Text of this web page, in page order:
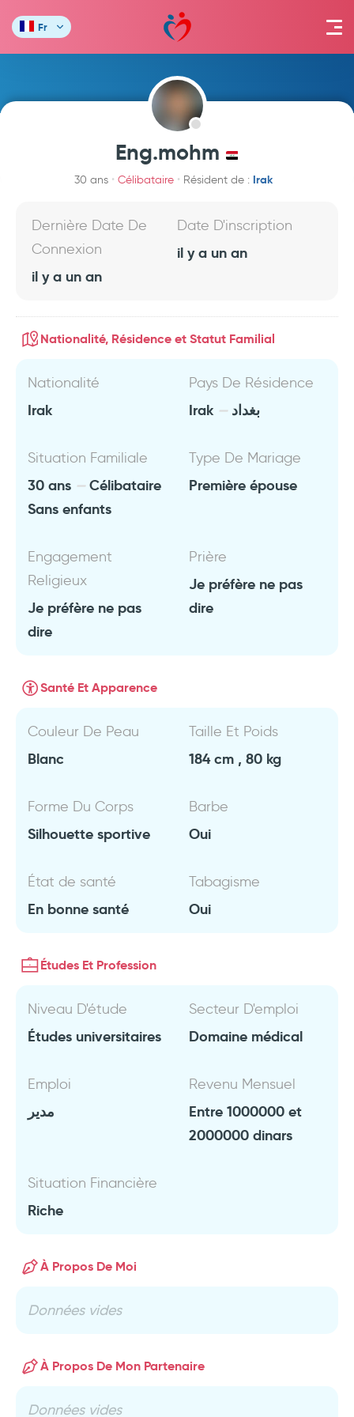
Fr
Eng.mohm
30 ans Célibataire Résident de : Irak
Dernière Date De
Connexion
il y a un an
Date D'inscription
il y a un an
Nationalité, Résidence et Statut Familial
Nationalité
Irak
Pays De Résidence
Irak بغداد
Situation Familiale
30 ans
Célibataire
Sans enfants
Type De Mariage
Première épouse
Engagement
Religieux
Je préfère ne pas
dire
Prière
Je préfère ne pas
dire
Santé Et Apparence
Couleur De Peau
Blanc
Taille Et Poids
184 cm , 80 kg
Forme Du Corps
Silhouette sportive
Barbe
Oui
État de santé
En bonne santé
Tabagisme
Oui
Études Et Profession
Niveau D'étude
Études universitaires
Secteur D'emploi
Domaine médical
Emploi
مدير
Revenu Mensuel
Entre 1000000 et
2000000 dinars
Situation Financière
Riche
À Propos De Moi
Données vides
À Propos De Mon Partenaire
Données vides